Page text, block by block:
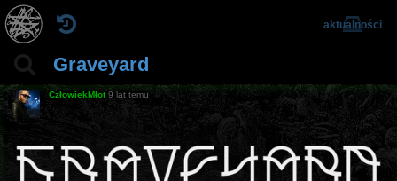
Graveyard
aktualności
CzłowiekMłot 9 lat temu